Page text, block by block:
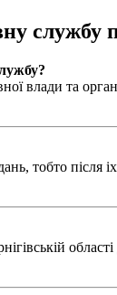
службу
влади та
тобто після